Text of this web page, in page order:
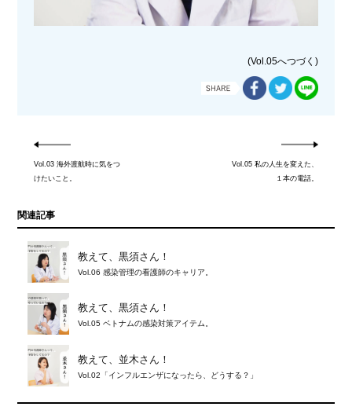
(Vol.05へつづく)
Vol.03 海外渡航時に気をつ
けたいこと。
Vol.05 私の人生を変えた、
１本の電話。
関連記事
教えて、黒須さん！
Vol.06 感染管理の看護師のキャリア。
教えて、黒須さん！
Vol.05 ベトナムの感染対策アイテム。
教えて、並木さん！
Vol.02「インフルエンザになったら、どうする？」